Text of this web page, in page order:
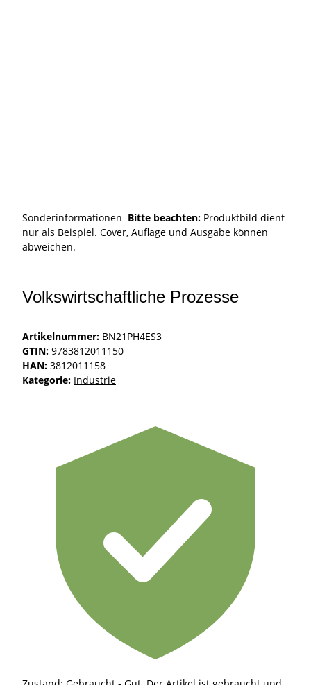
Sonderinformationen Bitte beachten: Produktbild dient
nur als Beispiel. Cover, Auflage und Ausgabe können
abweichen.
Volkswirtschaftliche Prozesse
Artikelnummer: BN21PH4ES3
GTIN: 9783812011150
HAN: 3812011158
Kategorie: Industrie